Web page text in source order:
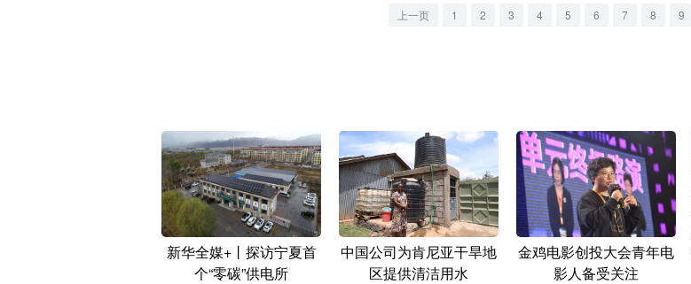
上一页 1 2 3 4 5 6 7 8 9
新华全媒+丨探访宁夏首
个“零碳”供电所
中国公司为肯尼亚干旱地
区提供清洁用水
金鸡电影创投大会青年电
影人备受关注